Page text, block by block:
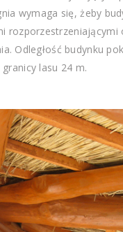
wymaga się, żeby
Odległość budynku
lasu 24 m.